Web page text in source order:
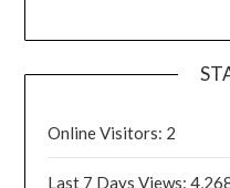
Online Visitors: 2
Last 7 Days Views: